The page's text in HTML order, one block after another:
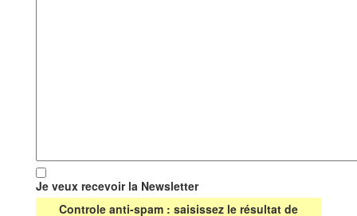
Je veux recevoir la Newsletter
Controle anti-spam : saisissez le résultat de